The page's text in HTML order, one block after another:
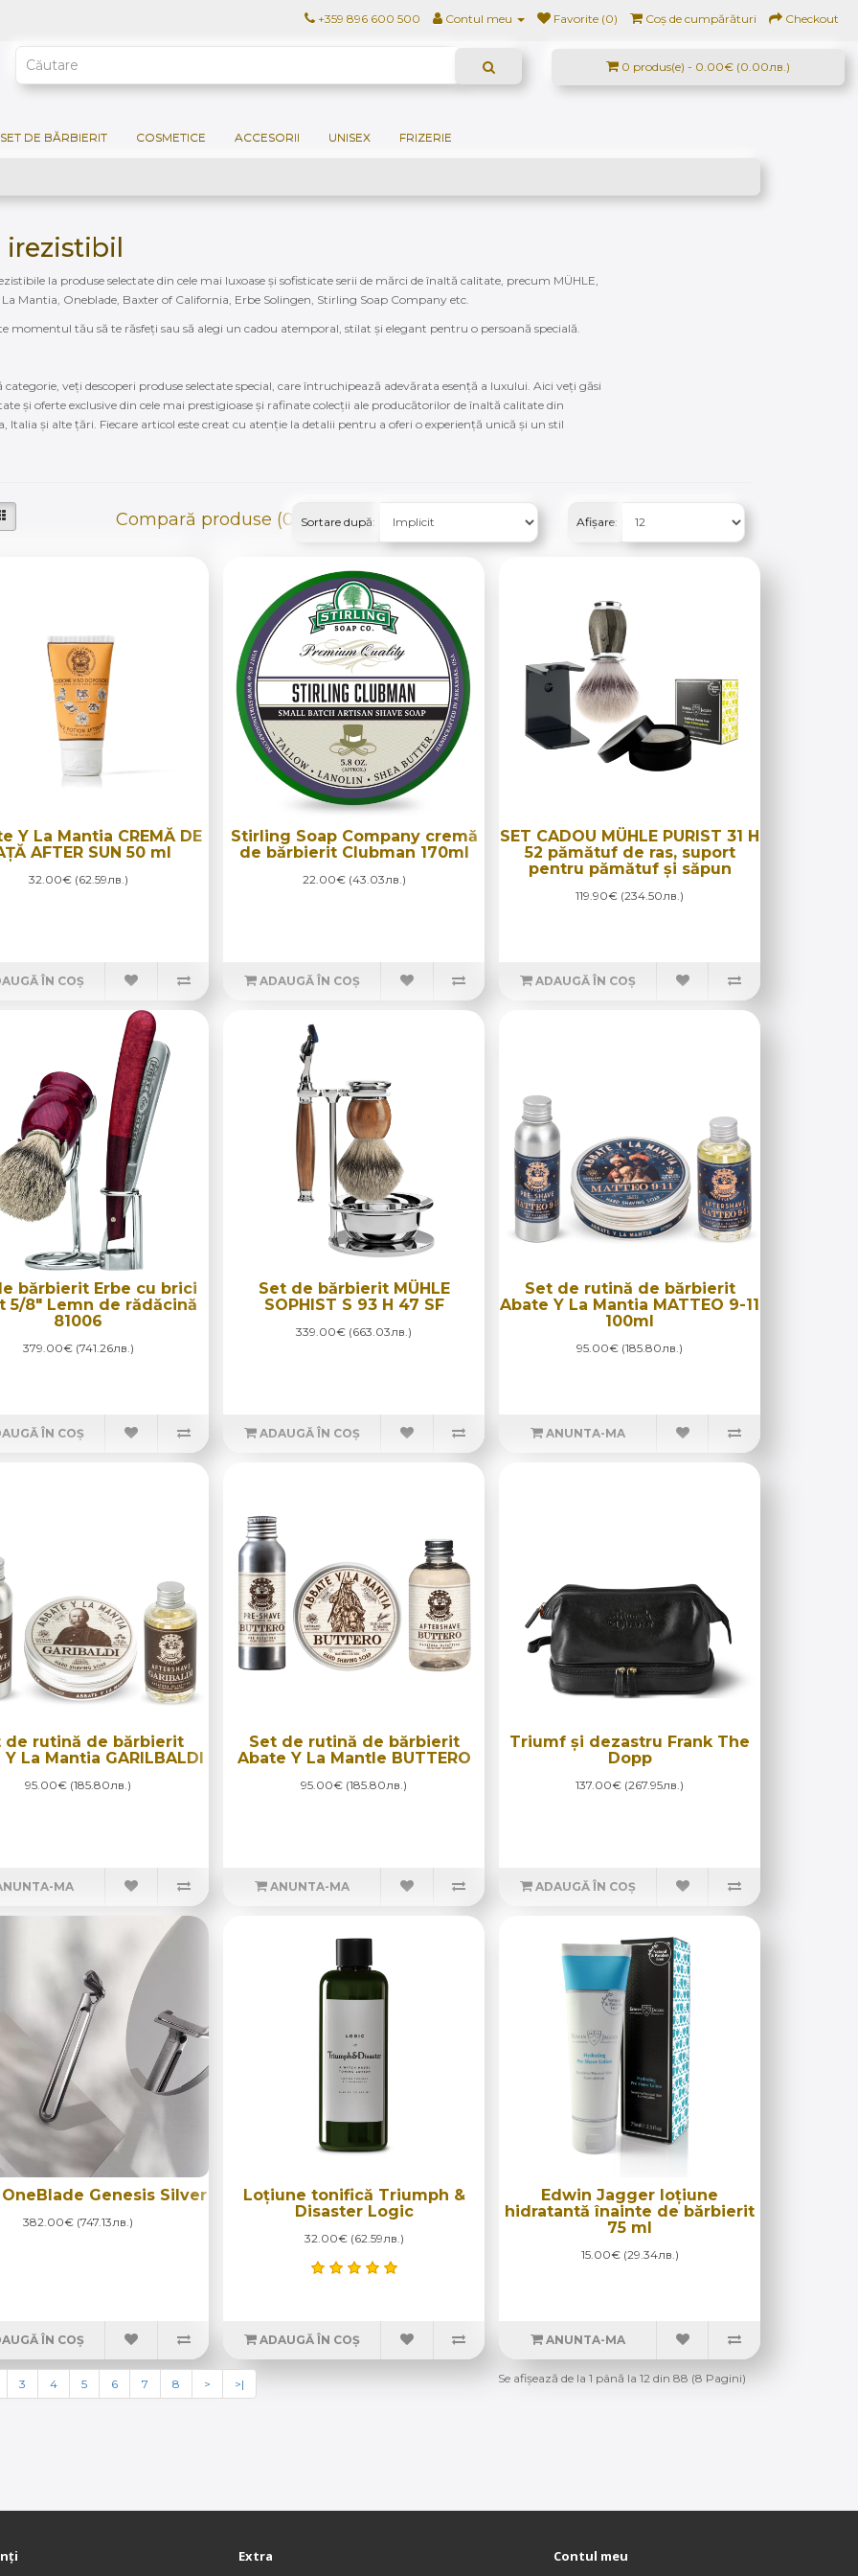
+359 896 600 500 Contul meu Favorite (0) Coș de cumpărături Checkout
0 produs(e) - 0.00€ (0.00лв.)
SET DE BĂRBIERIT COSMETICE ACCESORII UNISEX FRIZERIE
irezistibil
la produse selectate din cele mai luxoase și sofisticate serii de mărci de înaltă calitate, precum MÜHLE,
Mantia, Oneblade, Baxter of California, Erbe Solingen, Stirling Soap Company etc.
momentul tău să te răsfeți sau să alegi un cadou atemporal, stilat și elegant pentru o persoană specială.
categorie, veți descoperi produse selectate special, care întruchipează adevărata esență a luxului. Aici veți găsi
și oferte exclusive din cele mai prestigioase și rafinate colecții ale producătorilor de înaltă calitate din
Italia și alte țări. Fiecare articol este creat cu atenție la detalii pentru a oferi o experiență unică și un stil
Compară produse (0) Sortare după: Afișare:
Y La Mantia CREMĂ DE
AFTER SUN 50 ml
32.00€ (62.59лв.)
ÎN COȘ
Stirling Soap Company cremă
de bărbierit Clubman 170ml
22.00€ (43.03лв.)
ADAUGĂ ÎN COȘ
SET CADOU MÜHLE PURIST 31 H
52 pămătuf de ras, suport
pentru pămătuf și săpun
119.90€ (234.50лв.)
ADAUGĂ ÎN COȘ
bărbierit Erbe cu brici
5/8" Lemn de rădăcină
81006
379.00€ (741.26лв.)
ÎN COȘ
Set de bărbierit MÜHLE
SOPHIST S 93 H 47 SF
339.00€ (663.03лв.)
ADAUGĂ ÎN COȘ
Set de rutină de bărbierit
Abate Y La Mantia MATTEO 9-11
100ml
95.00€ (185.80лв.)
ANUNTA-MA
de rutină de bărbierit
La Mantia GARILBALDI
95.00€ (185.80лв.)
MA
Set de rutină de bărbierit
Abate Y La Mantle BUTTERO
95.00€ (185.80лв.)
ANUNTA-MA
Triumf și dezastru Frank The
Dopp
137.00€ (267.95лв.)
ADAUGĂ ÎN COȘ
Genesis Silver
382.00€ (747.13лв.)
ÎN COȘ
Loțiune tonifică Triumph &
Disaster Logic
32.00€ (62.59лв.)
ADAUGĂ ÎN COȘ
Edwin Jagger loțiune
hidratantă înainte de bărbierit
75 ml
15.00€ (29.34лв.)
ANUNTA-MA
3 4 5 6 7 8 > >| Se afişează de la 1 până la 12 din 88 (8 Pagini)
Extra Contul meu